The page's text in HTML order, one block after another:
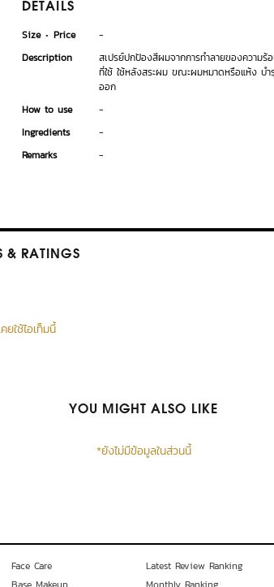
DETAILS
Size Price
-
Description
สเปรย์ปกป้องสีผมจากการทำลายของความ
ที่ใช้ ใช้หลังสระผม ขณะผมหมาดหรือแห้ง บ
ออก
How to use
-
Ingredients
-
Remarks
-
& RATINGS
ยใช้ไอเท็มนี้
YOU MIGHT ALSO LIKE
*ยังไม่มีข้อมูลในส่วนนี้
Face Care
Latest Review Ranking